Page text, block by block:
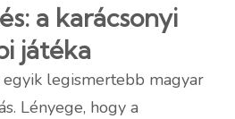
a karácsonyi
játéka
legismertebb magyar
Lényege, hogy a